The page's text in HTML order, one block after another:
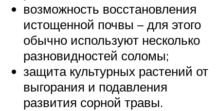
возможность восстановления
истощенной почвы – для этого
обычно используют несколько
разновидностей соломы;
защита культурных растений от
выгорания и подавления
развития сорной травы.